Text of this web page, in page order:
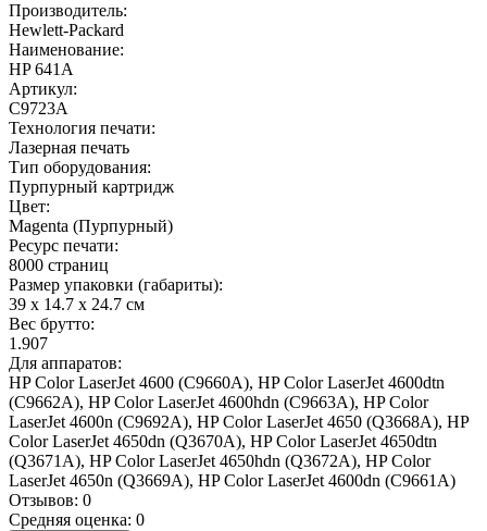
Производитель:
Hewlett-Packard
Наименование:
HP 641A
Артикул:
C9723A
Технология печати:
Лазерная печать
Тип оборудования:
Пурпурный картридж
Цвет:
Magenta (Пурпурный)
Ресурс печати:
8000 страниц
Размер упаковки (габариты):
39 x 14.7 x 24.7 cм
Вес брутто:
1.907
Для аппаратов:
HP Color LaserJet 4600 (C9660A), HP Color LaserJet 4600dtn
(C9662A), HP Color LaserJet 4600hdn (C9663A), HP Color
LaserJet 4600n (C9692A), HP Color LaserJet 4650 (Q3668A), HP
Color LaserJet 4650dn (Q3670A), HP Color LaserJet 4650dtn
(Q3671A), HP Color LaserJet 4650hdn (Q3672A), HP Color
LaserJet 4650n (Q3669A), HP Color LaserJet 4600dn (C9661A)
Отзывов: 0
Средняя оценка: 0